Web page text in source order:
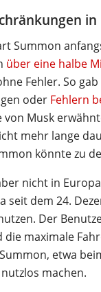
in
Summon
über eine halbe
Fehler. So
oder Fehlern
von Musk
mehr lange
könnte zu
nicht in
seit dem 24.
Der
maximale
etwa
machen.